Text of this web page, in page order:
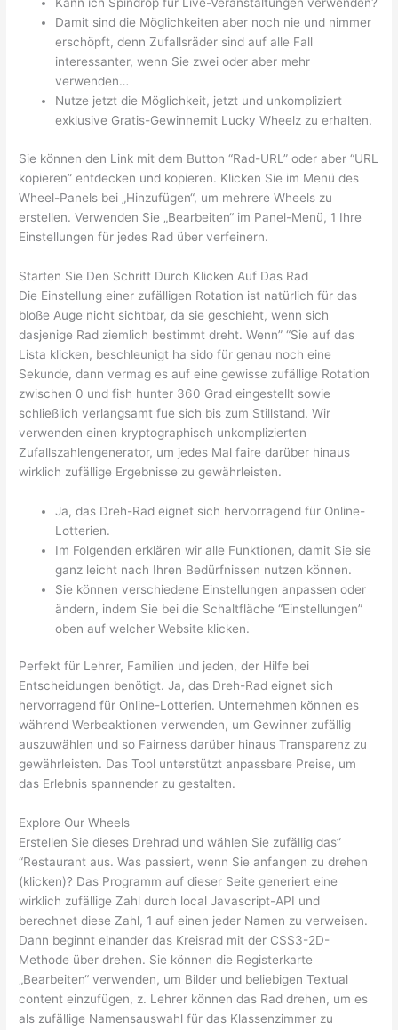
Kann ich Spindrop für Live-Veranstaltungen verwenden?
Damit sind die Möglichkeiten aber noch nie und nimmer
erschöpft, denn Zufallsräder sind auf alle Fall
interessanter, wenn Sie zwei oder aber mehr
verwenden…
Nutze jetzt die Möglichkeit, jetzt und unkompliziert
exklusive Gratis-Gewinnemit Lucky Wheelz zu erhalten.
Sie können den Link mit dem Button “Rad-URL” oder aber “URL
kopieren” entdecken und kopieren. Klicken Sie im Menü des
Wheel-Panels bei „Hinzufügen“, um mehrere Wheels zu
erstellen. Verwenden Sie „Bearbeiten“ im Panel-Menü, 1 Ihre
Einstellungen für jedes Rad über verfeinern.
Starten Sie Den Schritt Durch Klicken Auf Das Rad
Die Einstellung einer zufälligen Rotation ist natürlich für das
bloße Auge nicht sichtbar, da sie geschieht, wenn sich
dasjenige Rad ziemlich bestimmt dreht. Wenn” “Sie auf das
Lista klicken, beschleunigt ha sido für genau noch eine
Sekunde, dann vermag es auf eine gewisse zufällige Rotation
zwischen 0 und fish hunter 360 Grad eingestellt sowie
schließlich verlangsamt fue sich bis zum Stillstand. Wir
verwenden einen kryptographisch unkomplizierten
Zufallszahlengenerator, um jedes Mal faire darüber hinaus
wirklich zufällige Ergebnisse zu gewährleisten.
Ja, das Dreh-Rad eignet sich hervorragend für Online-
Lotterien.
Im Folgenden erklären wir alle Funktionen, damit Sie sie
ganz leicht nach Ihren Bedürfnissen nutzen können.
Sie können verschiedene Einstellungen anpassen oder
ändern, indem Sie bei die Schaltfläche “Einstellungen”
oben auf welcher Website klicken.
Perfekt für Lehrer, Familien und jeden, der Hilfe bei
Entscheidungen benötigt. Ja, das Dreh-Rad eignet sich
hervorragend für Online-Lotterien. Unternehmen können es
während Werbeaktionen verwenden, um Gewinner zufällig
auszuwählen und so Fairness darüber hinaus Transparenz zu
gewährleisten. Das Tool unterstützt anpassbare Preise, um
das Erlebnis spannender zu gestalten.
Explore Our Wheels
Erstellen Sie dieses Drehrad und wählen Sie zufällig das”
“Restaurant aus. Was passiert, wenn Sie anfangen zu drehen
(klicken)? Das Programm auf dieser Seite generiert eine
wirklich zufällige Zahl durch local Javascript-API und
berechnet diese Zahl, 1 auf einen jeder Namen zu verweisen.
Dann beginnt einander das Kreisrad mit der CSS3-2D-
Methode über drehen. Sie können die Registerkarte
„Bearbeiten“ verwenden, um Bilder und beliebigen Textual
content einzufügen, z. Lehrer können das Rad drehen, um es
als zufällige Namensauswahl für das Klassenzimmer zu